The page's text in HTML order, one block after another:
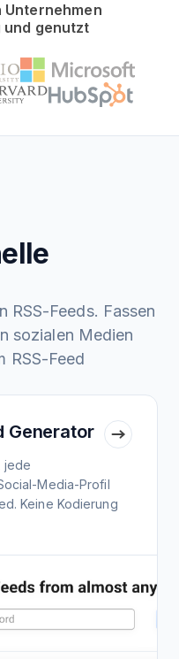
Unternehmen
genutzt
RSS-Feeds. Fassen
sozialen Medien
RSS-Feed
Generator
jede
Media-Profil
Keine Kodierung